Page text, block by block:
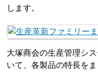
します。
大塚商会の生産管理シ
いて、各製品の特長を